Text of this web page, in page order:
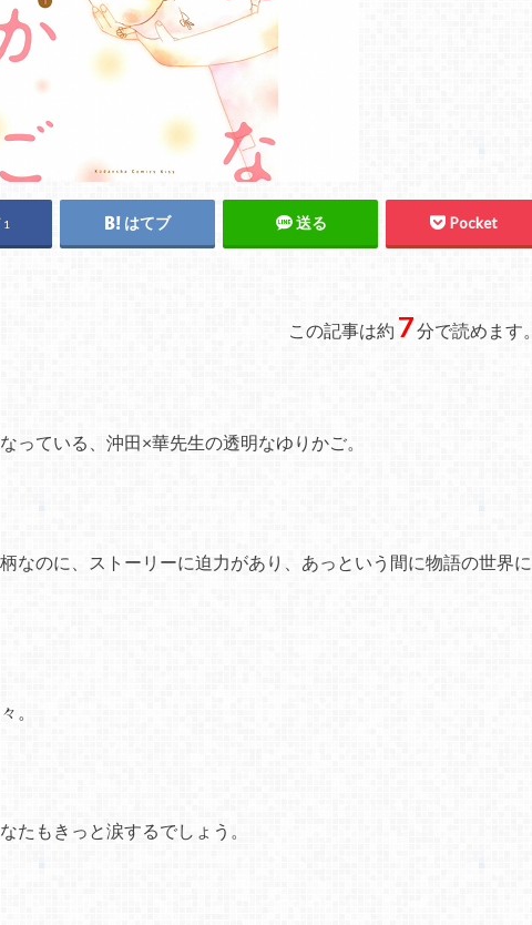
1 はてブ 送る Pocket
この記事は約 7分で読めます。
っている、沖田×華先生の透明なゆりかご。
なのに、ストーリーに迫力があり、あっという間に物語の世界に
。
たもきっと涙するでしょう。